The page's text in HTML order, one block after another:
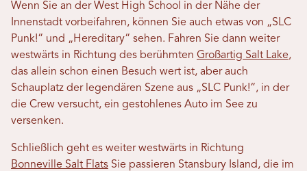
Wenn Sie an der West High School in der Nähe der
Innenstadt vorbeifahren, können Sie auch etwas von „SLC
Punk!“ und „Hereditary“ sehen. Fahren Sie dann weiter
westwärts in Richtung des berühmten Großartig Salt Lake,
das allein schon einen Besuch wert ist, aber auch
Schauplatz der legendären Szene aus „SLC Punk!“, in der
die Crew versucht, ein gestohlenes Auto im See zu
versenken.
Schließlich geht es weiter westwärts in Richtung
Bonneville Salt Flats Sie passieren Stansbury Island, die im